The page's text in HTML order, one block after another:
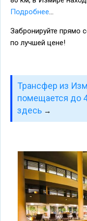
Подробнее...
Забронируйте прямо
по лучшей цене!
Трансфер из
помещается до
здесь →